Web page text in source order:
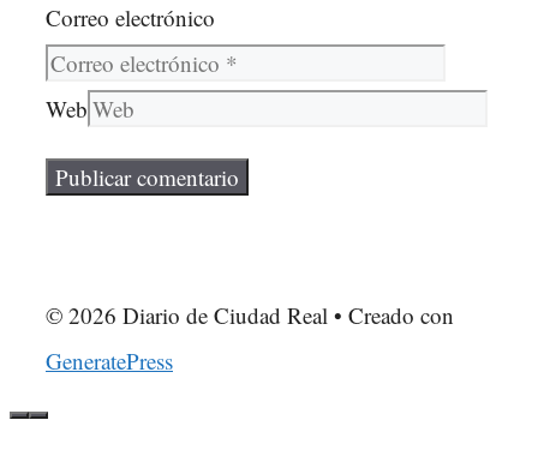
Correo electrónico
Web
© 2026 Diario de Ciudad Real • Creado con
GeneratePress